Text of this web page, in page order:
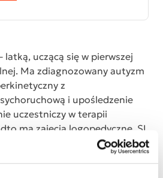
uczącą się w pierwszej
Ma zdiagnozowany autyzm
z
i upośledzenie
uczestniczy w terapii
ma zajęcia logopedyczne, SI
szansę na jej
w dorosłym życiu